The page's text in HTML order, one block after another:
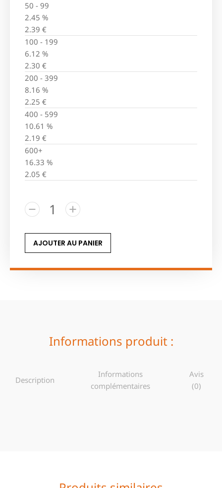
50 - 99
2.45 %
2.39 €
100 - 199
6.12 %
2.30 €
200 - 399
8.16 %
2.25 €
400 - 599
10.61 %
2.19 €
600+
16.33 %
2.05 €
AJOUTER AU PANIER
Informations produit :
Description
Informations
complémentaires
Avis
(0)